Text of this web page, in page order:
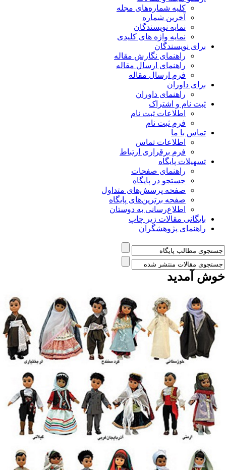
کلیه شماره‌های مجله
آخرین شماره
نمایه نویسندگان
نمایه واژه های کلیدی
برای نویسندگان
راهنمای نگارش مقاله
راهنمای ارسال مقاله
فرم ارسال مقاله
برای داوران
راهنمای داوران
ثبت نام و اشتراک
اطلاعات ثبت نام
فرم ثبت نام
تماس با ما
اطلاعات تماس
فرم برقراری ارتباط
تسهیلات پایگاه
راهنمای صفحات
جستجو در پایگاه
صفحه پرسش‌های متداول
صفحه برترین‌های پایگاه
اطلاع‌رسانی به دوستان
بایگانی مقالات زیر چاپ
راهنمای پژوهشگران
آمدید